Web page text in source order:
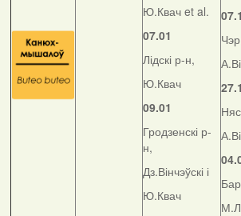
Ю.Квач et al.
07.01
Лідскі р-н,
Ю.Квач
09.01
Гродзенскі р-
н,
Дз.Вінчэўскі і
Ю.Квач